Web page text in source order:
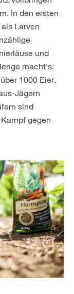
In den ersten
Larven
und
macht’s:
1000 Eier,
Jägern
sind
gegen